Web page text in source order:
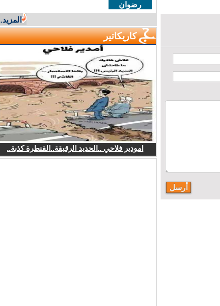
رضوان
المزيد...
كاريكاتير
امودير فلاحي ..الحديد الرقيقة..القنطرة كذبة..